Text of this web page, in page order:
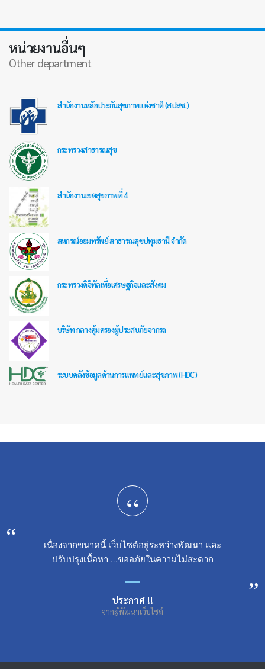
หน่วยงานอื่นๆ
Other department
สำนักงานหลักประกันสุขภาพแห่งชาติ (สปสช.)
กระทรวงสาธารณสุข
สำนักงานเขตสุขภาพที่ 4
สหกรณ์ออมทรัพย์ สาธารณสุขปทุมธานี จำกัด
กระทรวงดิจิทัลเพื่อเศรษฐกิจและสังคม
บริษัท กลางคุ้มครองผู้ประสบภัยจากรถ
ระบบคลังข้อมูลด้านการแพทย์และสุขภาพ (HDC)
“
เนื่องจากขนาดนี้ เว็บไซต์อยู่ระหว่างพัฒนา และ
ปรับปรุงเนื้อหา ...ขออภัยในความไม่สะดวก
ประกาศ !!
จากผู้พัฒนาเว็บไซต์